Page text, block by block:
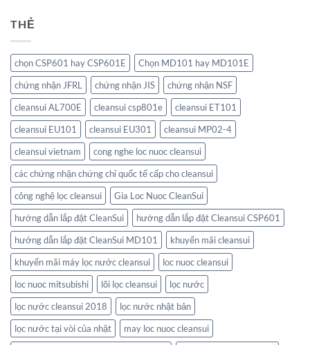
THẺ
chọn CSP601 hay CSP601E
Chọn MD101 hay MD101E
chứng nhận JFRL
chứng nhận JIS
chứng nhận NSF
cleansui AL700E
cleansui csp801e
cleansui ET101
cleansui EU101
cleansui EU301
cleansui MP02-4
cleansui vietnam
cong nghe loc nuoc cleansui
các chứng nhận chứng chỉ quốc tế cấp cho cleansui
công nghệ lọc cleansui
Gia Loc Nuoc CleanSui
hướng dẫn lắp đặt CleanSui
hướng dẫn lắp đặt Cleansui CSP601
hướng dẫn lắp đặt CleanSui MD101
khuyến mãi cleansui
khuyến mãi máy lọc nước cleansui
loc nuoc cleansui
loc nuoc mitsubishi
lõi lọc cleansui
lọc nước
lọc nước cleansui 2018
lọc nước nhật bản
lọc nước tại vòi của nhật
may loc nuoc cleansui